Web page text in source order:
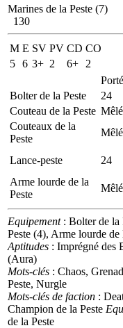
Marines de la Peste (7)
130
M E SV PV CD CO
5 6 3+ 2 6+
2
Bolter de la Peste
24
Couteau de la Peste
Couteaux de la
Peste
Lance-peste 24
Arme lourde de la
Peste
Equipement: Bolter de la
Peste (4), Arme lourde
Aptitudes : Imprégné des
(Aura)
Mots-clés : Chaos,
Peste, Nurgle
Mots-clés de faction :
Champion de la Peste
de la Peste